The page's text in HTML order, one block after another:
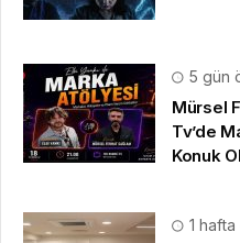
5 gün
Mürsel
Tv’de
Konuk
1